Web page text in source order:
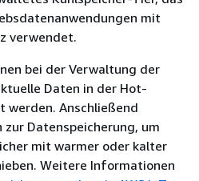
mit
verwendet.
bei der Verwaltung der
Daten in der Hot-
werden. Anschließend
Datenspeicherung, um
mit warmer oder kalter
Weitere Informationen